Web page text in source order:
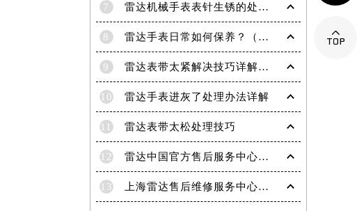
7 雷达机械手表表针生锈的处理方法
8 雷达手表日常如何保养？（雷达手表日常保养要点）
9 雷达表带太紧解决技巧详解（轻松调整手表佩戴舒适度的方法）
10 雷达手表进灰了处理办法详解
11 雷达表带太松处理技巧
12 雷达中国官方售后服务中心｜服务热线及网点地址权威信息通知（2026年6月最新）
13 上海雷达售后维修服务中心地址 专业手表维修保养服务权威公示（2026年7月最新）
